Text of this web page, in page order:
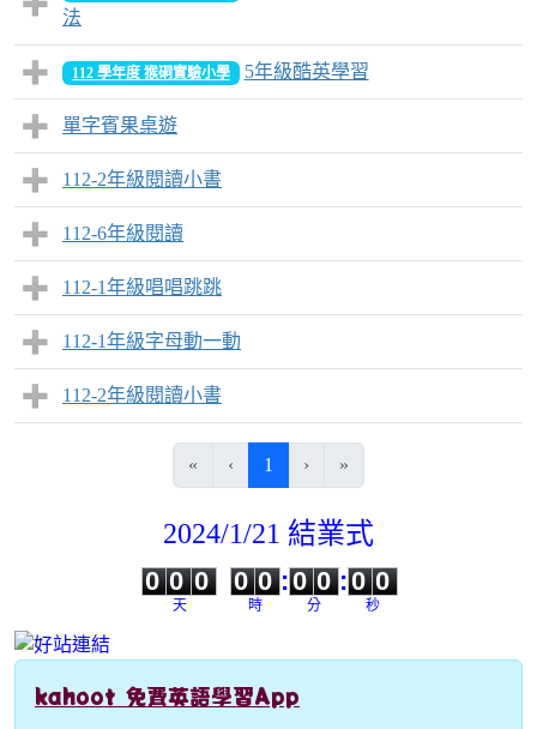
法
112 學年度 猴硐實驗小學 5年級酷英學習
單字賓果桌遊
112-2年級閱讀小書
112-6年級閱讀
112-1年級唱唱跳跳
112-1年級字母動一動
112-2年級閱讀小書
« ‹ 1 (目前頁次)
› »
2024/1/21 結業式
0
0
0
0
0
天
0
0
0
0
時
:
0
0
0
0
分
:
0
0 0
秒
kahoot 免費英語學習App